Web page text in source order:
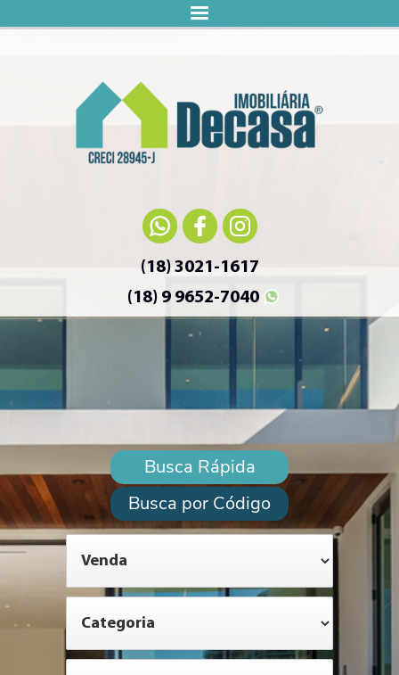
(18) 3021-1617
(18) 9 9652-7040
Busca Rápida
Busca por Código